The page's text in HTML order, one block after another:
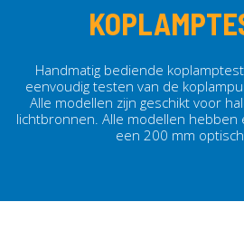
Handmatig bediende
eenvoudig testen van de
Alle modellen zijn geschikt voor
lichtbronnen. Alle modellen hebben
een 200 mm